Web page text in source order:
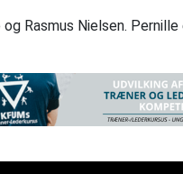
Rasmus Nielsen.